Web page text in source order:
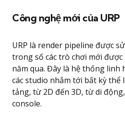
Công nghệ mới của URP
URP là render pipeline được
trong số các trò chơi mới
năm qua. Đây là hệ thống linh
các studio nhắm tới bất kỳ thể
tảng, từ 2D đến 3D, từ di động,
console.